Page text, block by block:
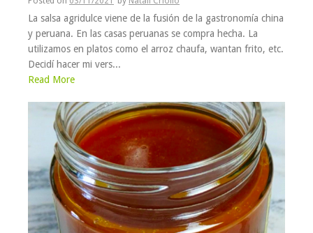
La salsa agridulce viene de la fusión de la gastronomía china
y peruana. En las casas peruanas se compra hecha. La
utilizamos en platos como el arroz chaufa, wantan frito, etc.
Decidí hacer mi vers...
Read More